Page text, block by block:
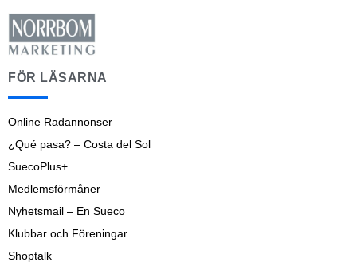
FÖR LÄSARNA
Online Radannonser
¿Qué pasa? – Costa del Sol
SuecoPlus+
Medlemsförmåner
Nyhetsmail – En Sueco
Klubbar och Föreningar
Shoptalk